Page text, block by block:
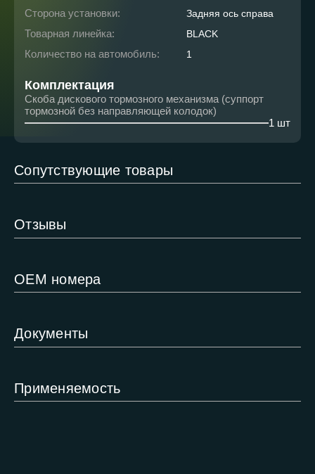
Сторона установки: Задняя ось справа
Товарная линейка: BLACK
Количество на автомобиль: 1
Комплектация
Скоба дискового тормозного механизма (суппорт
тормозной без направляющей колодок)
1 шт
Сопутствующие товары
Отзывы
ОЕМ номера
Документы
Применяемость